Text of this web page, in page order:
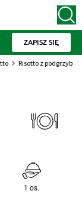
ZAPISZ SIĘ
Risotto z
1 os.